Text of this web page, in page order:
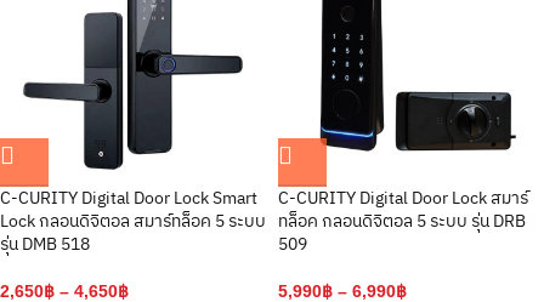
C-CURITY Digital Door Lock Smart
Lock กลอนดิจิตอล สมาร์ทล็อค 5 ระบบ
รุ่น DMB 518
2,650฿ – 4,650฿
C-CURITY Digital Door Lock สมาร์
ทล็อค กลอนดิจิตอล 5 ระบบ รุ่น DRB
509
5,990฿ – 6,990฿